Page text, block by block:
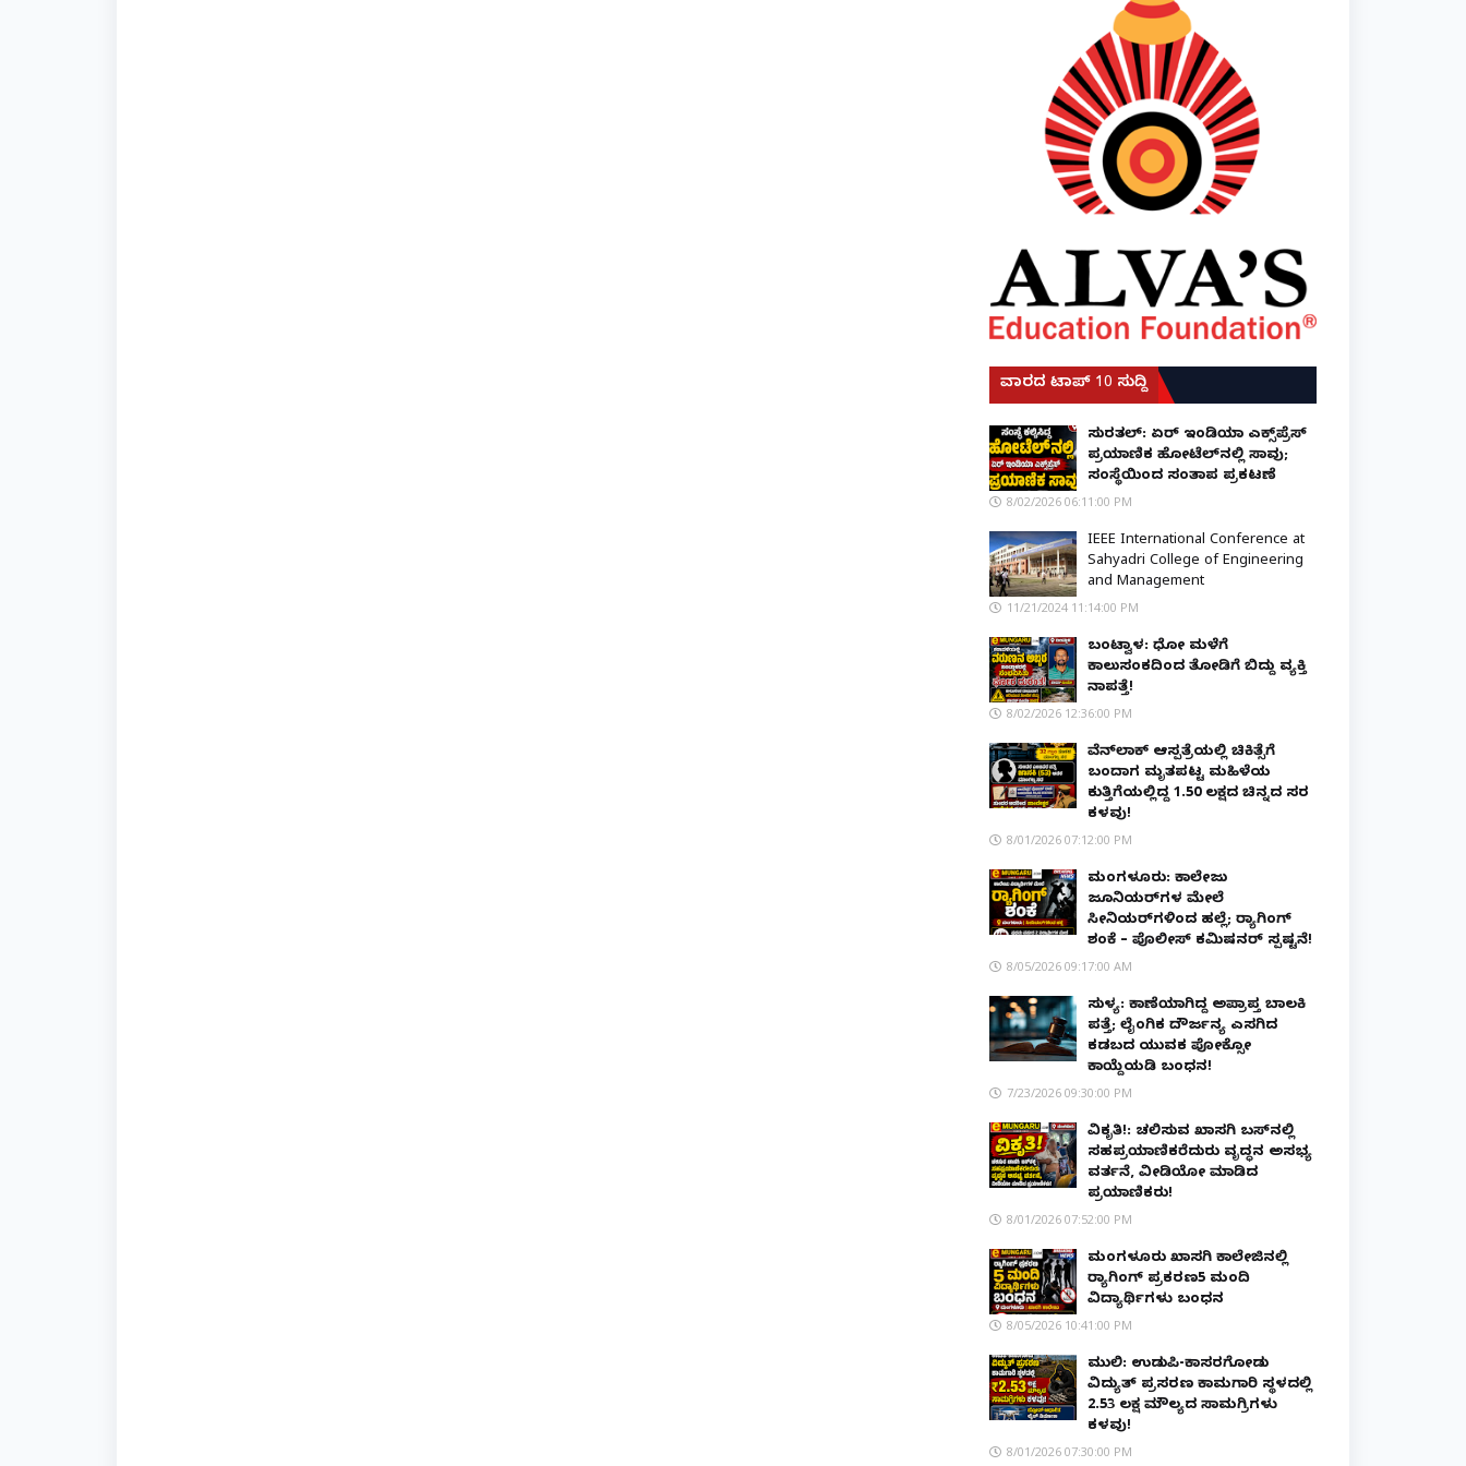
ವಾರದ ಟಾಪ್ 10 ಸುದ್ದಿ
ಸುರತ್ಕಲ್: ಏರ್ ಇಂಡಿಯಾ ಎಕ್ಸ್‌ಪ್ರೆಸ್
ಪ್ರಯಾಣಿಕ ಹೋಟೆಲ್‌ನಲ್ಲಿ ಸಾವು;
ಸಂಸ್ಥೆಯಿಂದ ಸಂತಾಪ ಪ್ರಕಟಣೆ
8/02/2026 06:11:00 PM
IEEE International Conference at
Sahyadri College of Engineering
and Management
11/21/2024 11:14:00 PM
ಬಂಟ್ವಾಳ: ಧೋ ಮಳೆಗೆ
ಕಾಲುಸಂಕದಿಂದ ತೋಡಿಗೆ ಬಿದ್ದು ವ್ಯಕ್ತಿ
ನಾಪತ್ತೆ!
8/02/2026 12:36:00 PM
ವೆನ್‌ಲಾಕ್ ಆಸ್ಪತ್ರೆಯಲ್ಲಿ ಚಿಕಿತ್ಸೆಗೆ
ಬಂದಾಗ ಮೃತಪಟ್ಟ ಮಹಿಳೆಯ
ಕುತ್ತಿಗೆಯಲ್ಲಿದ್ದ ₹1.50 ಲಕ್ಷದ ಚಿನ್ನದ ಸರ
ಕಳವು!
8/01/2026 07:12:00 PM
ಮಂಗಳೂರು: ಕಾಲೇಜು
ಜೂನಿಯರ್‌ಗಳ ಮೇಲೆ
ಸೀನಿಯರ್‌ಗಳಿಂದ ಹಲ್ಲೆ; ರ‌್ಯಾಗಿಂಗ್
ಶಂಕೆ – ಪೊಲೀಸ್ ಕಮಿಷನರ್ ಸ್ಪಷ್ಟನೆ!
8/05/2026 09:17:00 AM
ಸುಳ್ಯ: ಕಾಣೆಯಾಗಿದ್ದ ಅಪ್ರಾಪ್ತ ಬಾಲಕಿ
ಪತ್ತೆ; ಲೈಂಗಿಕ ದೌರ್ಜನ್ಯ ಎಸಗಿದ
ಕಡಬದ ಯುವಕ ಪೋಕ್ಸೋ
ಕಾಯ್ದೆಯಡಿ ಬಂಧನ!
7/23/2026 09:30:00 PM
ವಿಕೃತಿ!: ಚಲಿಸುವ ಖಾಸಗಿ ಬಸ್‌ನಲ್ಲಿ
ಸಹಪ್ರಯಾಣಿಕರೆದುರು ವೃದ್ಧನ ಅಸಭ್ಯ
ವರ್ತನೆ, ವೀಡಿಯೋ ಮಾಡಿದ
ಪ್ರಯಾಣಿಕರು!
8/01/2026 07:52:00 PM
ಮಂಗಳೂರು ಖಾಸಗಿ ಕಾಲೇಜಿನಲ್ಲಿ
ರ‌್ಯಾಗಿಂಗ್ ಪ್ರಕರಣ5 ಮಂದಿ
ವಿದ್ಯಾರ್ಥಿಗಳು ಬಂಧನ
8/05/2026 10:41:00 PM
ಮುಲ್ಕಿ: ಉಡುಪಿ-ಕಾಸರಗೋಡು
ವಿದ್ಯುತ್ ಪ್ರಸರಣ ಕಾಮಗಾರಿ ಸ್ಥಳದಲ್ಲಿ
₹2.53 ಲಕ್ಷ ಮೌಲ್ಯದ ಸಾಮಗ್ರಿಗಳು
ಕಳವು!
8/01/2026 07:30:00 PM